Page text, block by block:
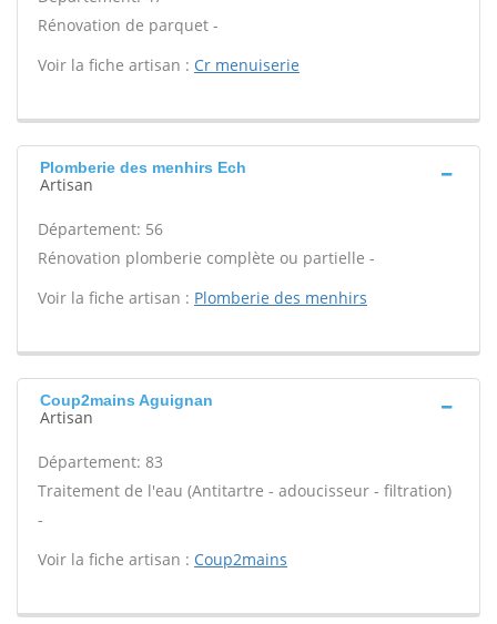
Rénovation de parquet -
Voir la fiche artisan : Cr menuiserie
Plomberie des menhirs Ech
Artisan
Département: 56
Rénovation plomberie complète ou partielle -
Voir la fiche artisan : Plomberie des menhirs
Coup2mains Aguignan
Artisan
Département: 83
Traitement de l'eau (Antitartre - adoucisseur - filtration)
-
Voir la fiche artisan : Coup2mains